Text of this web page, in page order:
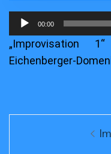
Audio-
Player
00:00
„Improvisation
Eichenberger-